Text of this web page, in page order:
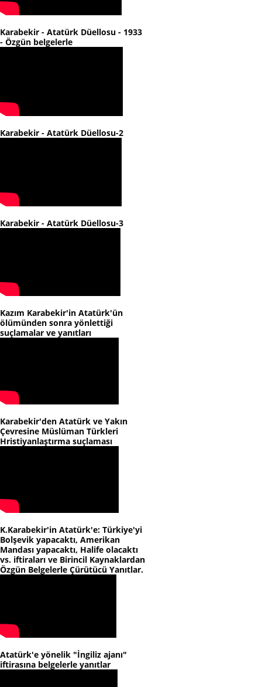
Karabekir - Atatürk Düellosu - 1933
- Özgün belgelerle
Karabekir - Atatürk Düellosu-2
Karabekir - Atatürk Düellosu-3
Kazım Karabekir'in Atatürk'ün
ölümünden sonra yönlettiği
suçlamalar ve yanıtları
Karabekir'den Atatürk ve Yakın
Çevresine Müslüman Türkleri
Hristiyanlaştırma suçlaması
K.Karabekir'in Atatürk'e: Türkiye'yi
Bolşevik yapacaktı, Amerikan
Mandası yapacaktı, Halife olacaktı
vs. iftiraları ve Birincil Kaynaklardan
Özgün Belgelerle Çürütücü Yanıtlar.
Atatürk'e yönelik "İngiliz ajanı"
iftirasına belgelerle yanıtlar